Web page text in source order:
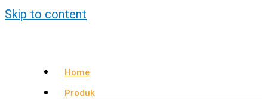
Skip to content
Home
Produk